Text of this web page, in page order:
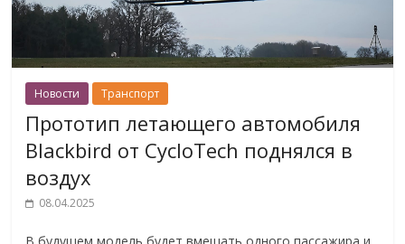
Новости Транспорт
Прототип летающего автомобиля
Blackbird от CycloTech поднялся в
воздух
08.04.2025